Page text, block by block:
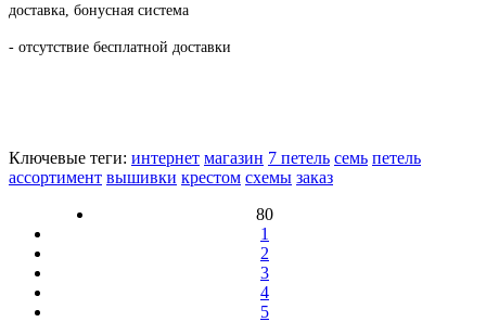
доставка, бонусная система
- отсутствие бесплатной доставки
Ключевые теги: интернет магазин 7 петель семь петель
ассортимент вышивки крестом схемы заказ
80
1
2
3
4
5